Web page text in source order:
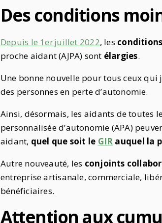
Des conditions
Depuis le 1erjuillet 2022, les conditions
proche aidant (AJPA) sont élargies.
Une bonne nouvelle pour tous ceux
des personnes en perte d’autonomie.
Ainsi, désormais, les aidants de toutes
personnalisée d’autonomie (APA)
aidant, quel que soit le GIR auquel la
Autre nouveauté, les conjoints
entreprise artisanale, commerciale,
bénéficiaires.
Attention aux